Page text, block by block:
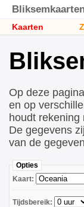
Kaarten
Op deze
en op
houdt rekening
De gegevens
van de
Opties
Kaart:
Tijdsbereik: